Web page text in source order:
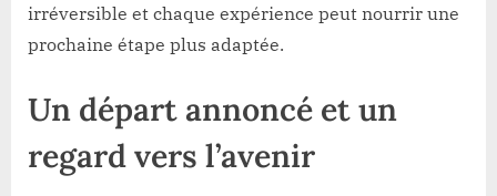
irréversible et chaque expérience peut nourrir une
prochaine étape plus adaptée.
Un départ annoncé et un
regard vers l’avenir